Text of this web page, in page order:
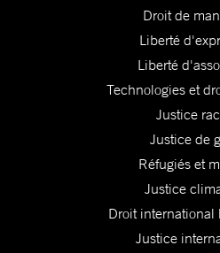
Droit de
Liberté
Liberté
Technologies et
Justice
Justice de
Réfugiés et
Justice
Droit international
Justice